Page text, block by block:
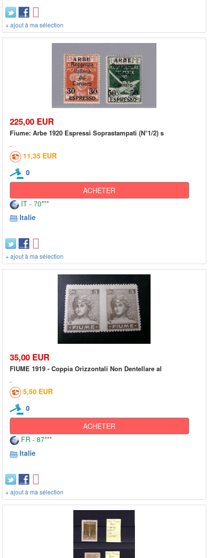
+ ajout à ma sélection
225,00 EUR
Fiume: Arbe 1920 Espressi Soprastampati (N°1/2) s
11,35 EUR
0
ACHETER
IT - 70***
Italie
+ ajout à ma sélection
35,00 EUR
FIUME 1919 - Coppia Orizzontali Non Dentellare al
5,50 EUR
0
ACHETER
FR - 87***
Italie
+ ajout à ma sélection